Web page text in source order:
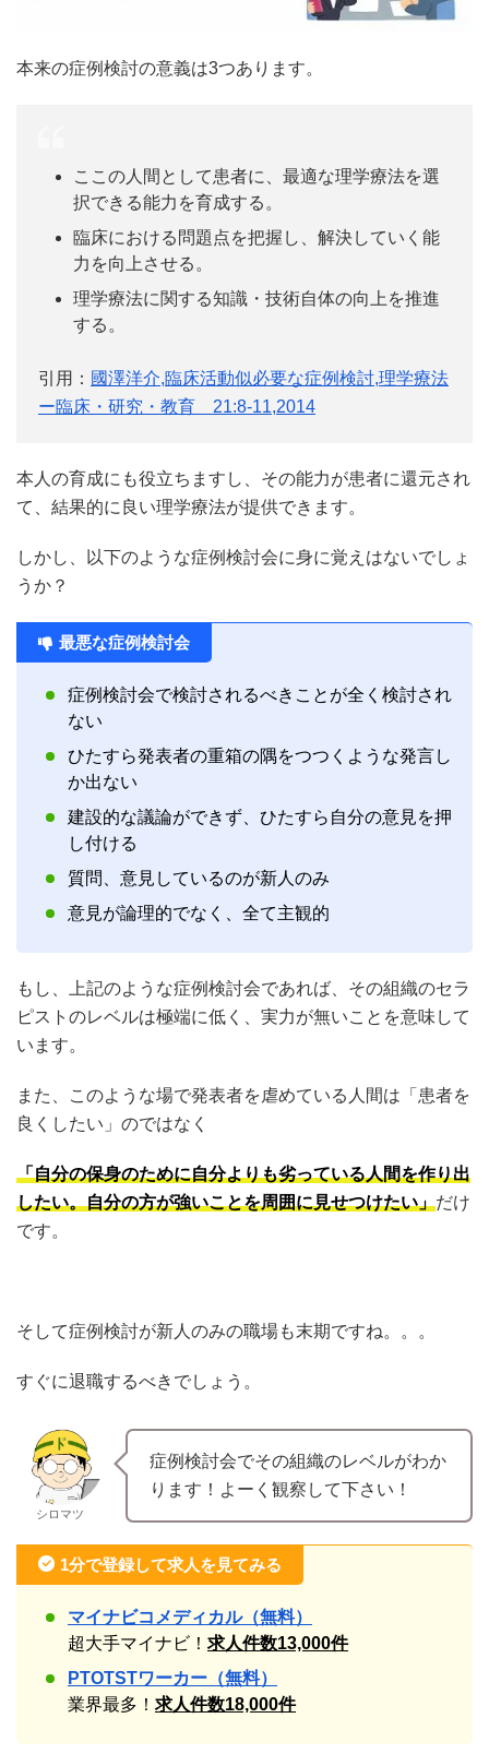
本来の症例検討の意義は3つあります。
ここの人間として患者に、最適な理学療法を選
択できる能力を育成する。
臨床における問題点を把握し、解決していく能
力を向上させる。
理学療法に関する知識・技術自体の向上を推進
する。
引用： 國澤洋介,臨床活動似必要な症例検討,理学療法
ー臨床・研究・教育 21:8-11,2014
本人の育成にも役立ちますし、その能力が患者に還元され
て、結果的に良い理学療法が提供できます。
しかし、以下のような症例検討会に身に覚えはないでしょ
うか？
最悪な症例検討会
症例検討会で検討されるべきことが全く検討され
ない
ひたすら発表者の重箱の隅をつつくような発言し
か出ない
建設的な議論ができず、ひたすら自分の意見を押
し付ける
質問、意見しているのが新人のみ
意見が論理的でなく、全て主観的
もし、上記のような症例検討会であれば、その組織のセラ
ピストのレベルは極端に低く、実力が無いことを意味して
います。
また、このような場で発表者を虐めている人間は「患者を
良くしたい」のではなく
「自分の保身のために自分よりも劣っている人間を作り出
したい。自分の方が強いことを周囲に見せつけたい」だけ
です。
そして症例検討が新人のみの職場も末期ですね。。。
すぐに退職するべきでしょう。
シロマツ
症例検討会でその組織のレベルがわか
ります！よーく観察して下さい！
1分で登録して求人を見てみる
マイナビコメディカル（無料）
超大手マイナビ！ 求人件数13,000件
PTOTSTワーカー（無料）
業界最多！ 求人件数18,000件